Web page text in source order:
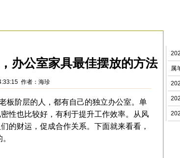
办公室家具最佳摆放的方法
作者：海珍
阶层的人，都有自己的独立办公室。单
性也比较好，有利于提升工作效率。从风
的财运，促成合作关系。下面就来看看，
属